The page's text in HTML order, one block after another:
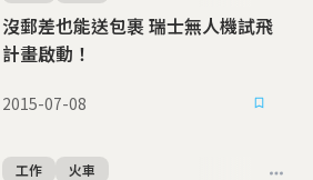
沒郵差也能送包裹 瑞士無人機試飛
計畫啟動！
2015-07-08
工作 火車